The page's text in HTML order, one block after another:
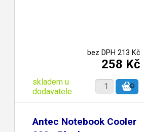
bez DPH 213 Kč
258 Kč
skladem u
dodavatele
Antec Notebook Cooler